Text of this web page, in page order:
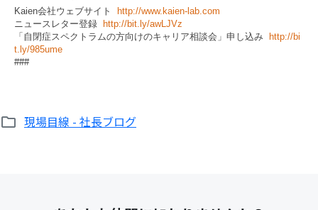
Kaien会社ウェブサイト
http://www.kaien-lab.com
ニュースレター登録
http://bit.ly/awLJVz
「自閉症スペクトラムの方向けのキャリア相談会」申し込み
http://bi
t.ly/985ume
###
現場目線 - 社長ブログ